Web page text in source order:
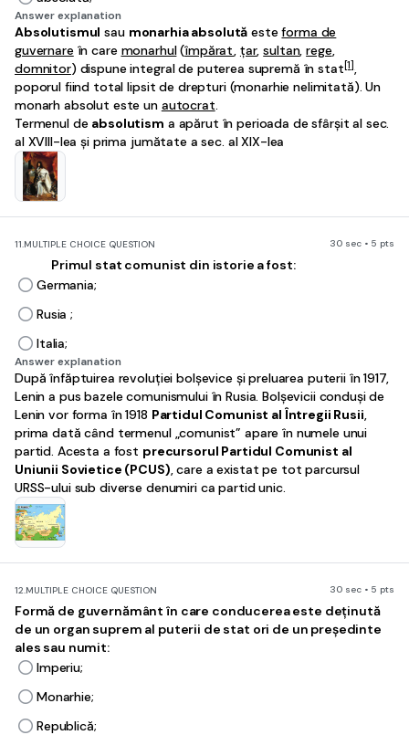
Answer explanation
Absolutismul sau monarhia absolută esteforma de
guvernareîn care monarhul(împărat, țar,sultan,rege,
domnitor) dispune integral de puterea supremă în stat [1],
poporul fiind total lipsit de drepturi (monarhie nelimitată). Un
monarh absolut este un autocrat.
Termenul de absolutism a apărut în perioada de sfârșit al sec.
al XVIII-lea și prima jumătate a sec. al XIX-lea
11.MULTIPLE CHOICE QUESTION 30 sec • 5 pts
Primul stat comunist din istorie a fost:
Germania;
Rusia ;
Italia;
Answer explanation
După înfăptuirea revoluției bolșevice și preluarea puterii în 1917,
Lenin a pus bazele comunismului în Rusia. Bolșevicii conduși de
Lenin vor forma în 1918 Partidul Comunist al Întregii Rusii,
prima dată când termenul „comunist” apare în numele unui
partid. Acesta a fost precursorul Partidul Comunist al
Uniunii Sovietice (PCUS), care a existat pe tot parcursul
URSS-ului sub diverse denumiri ca partid unic.
12.MULTIPLE CHOICE QUESTION 30 sec • 5 pts
Formă de guvernământ în care conducerea este deținută
de un organ suprem al puterii de stat ori de un președinte
ales sau numit:
Imperiu;
Monarhie;
Republică;